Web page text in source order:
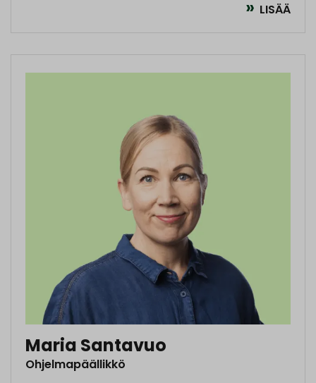
LISÄÄ
Maria Santavuo
Ohjelmapäällikkö